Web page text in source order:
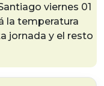
viernes 01
la temperatura
jornada y el resto